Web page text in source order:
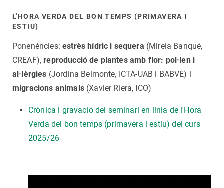
L'HORA VERDA DEL BON TEMPS (PRIMAVERA I
ESTIU)
Ponenències:estrès hídric i sequera (Mireia Banqué,
CREAF),reproducció de plantes amb flor: pol·len i
al·lèrgies (Jordina Belmonte, ICTA-UAB i BABVE) i
migracions animals(Xavier Riera, ICO)
Crònica i gravació del seminari en línia de l'Hora
Verda del bon temps (primavera i estiu) del curs
2025/26